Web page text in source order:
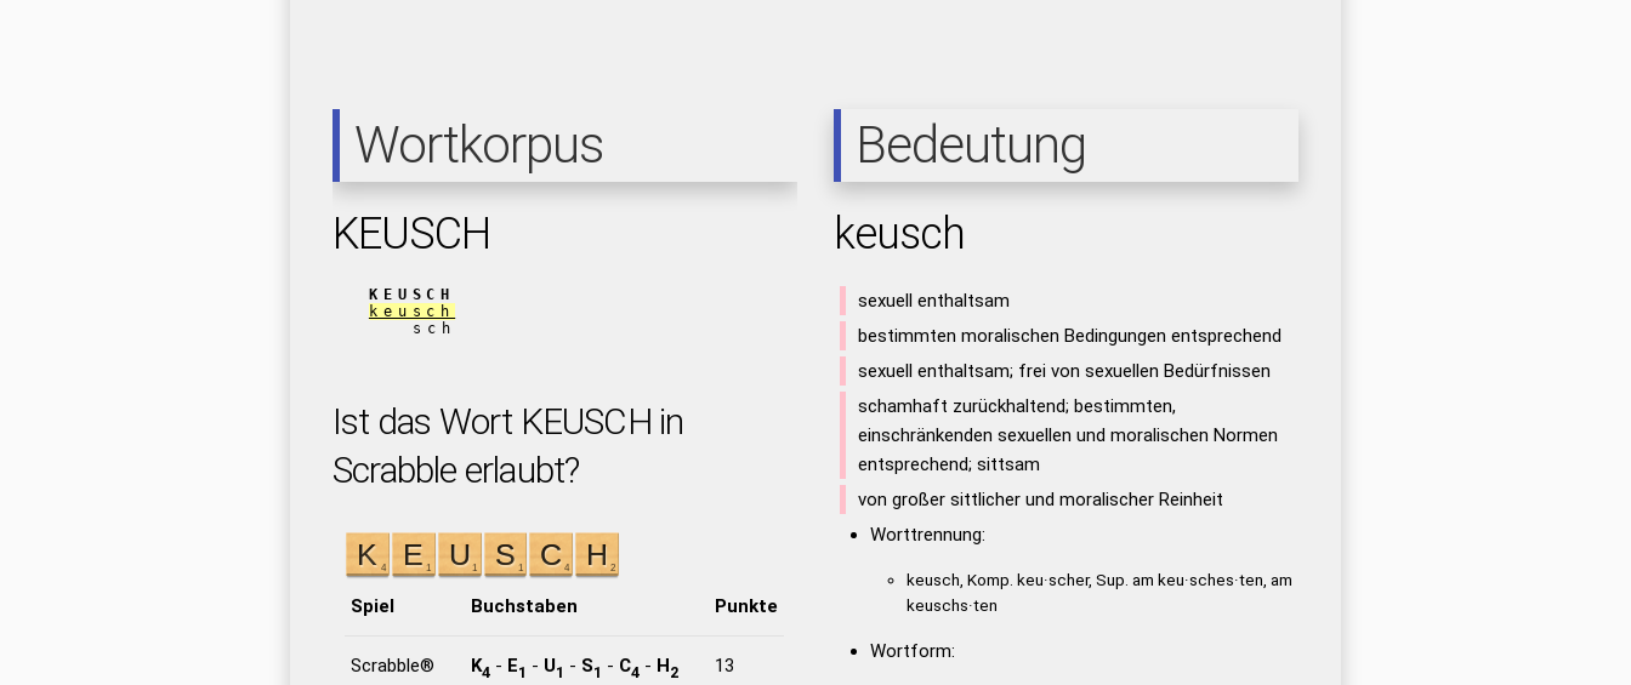
Wortkorpus
KEUSCH
KEUSCH
keusch
sch
Ist das Wort KEUSCH in
Scrabble erlaubt?
Spiel Buchstaben Punkte
Scrabble® K4 - E1 - U1 - S1 - C4 - H2 13
Bedeutung
keusch
sexuell enthaltsam
bestimmten moralischen Bedingungen entsprechend
sexuell enthaltsam; frei von sexuellen Bedürfnissen
schamhaft zurückhaltend; bestimmten,
einschränkenden sexuellen und moralischen Normen
entsprechend; sittsam
von großer sittlicher und moralischer Reinheit
Worttrennung:
keusch, Komp. keu·scher, Sup. am keu·sches·ten, am
keuschs·ten
Wortform: